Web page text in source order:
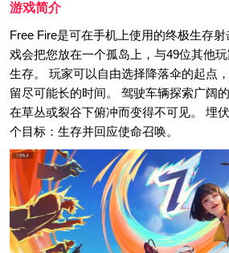
游戏简介
Free Fire是可在手机上使用的终极生存
戏会把您放在一个孤岛上，与49位其他
生存。 玩家可以自由选择降落伞的起点
留尽可能长的时间。 驾驶车辆探索广阔
在草丛或裂谷下俯冲而变得不可见。 埋
个目标：生存并回应使命召唤。